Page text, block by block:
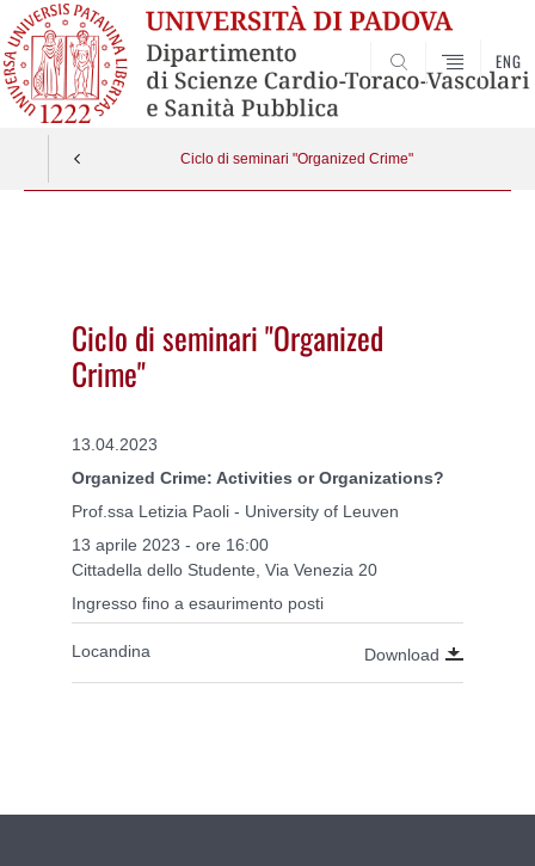
SEARCH
ENG
Ciclo di seminari "Organized Crime"
Ciclo di seminari "Organized
Crime"
13.04.2023
Organized Crime: Activities or Organizations?
Prof.ssa Letizia Paoli - University of Leuven
13 aprile 2023 - ore 16:00
Cittadella dello Studente, Via Venezia 20
Ingresso fino a esaurimento posti
Locandina Download